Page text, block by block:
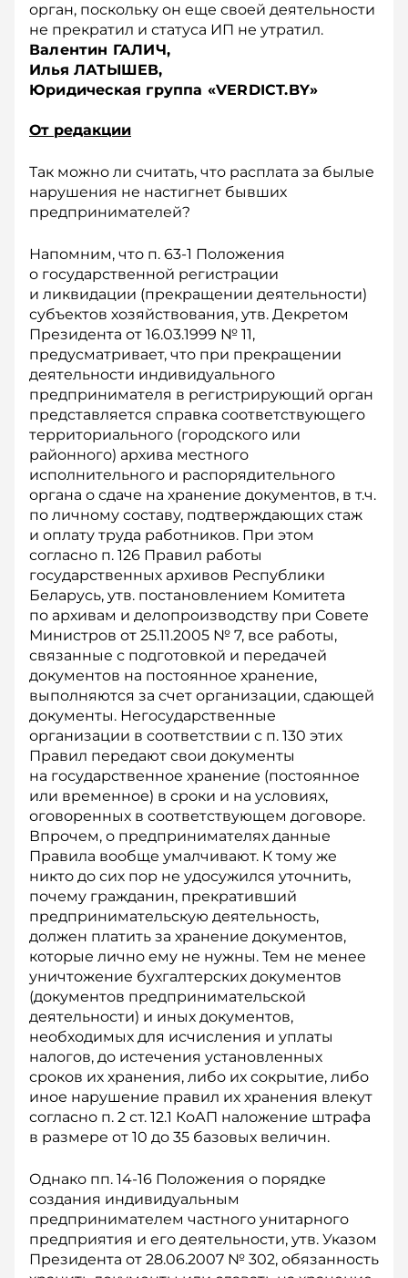
орган, поскольку он еще своей деятельности
не прекратил и статуса ИП не утратил.
Валентин ГАЛИЧ,
Илья ЛАТЫШЕВ,
Юридическая группа «VERDICT.BY»
От редакции
Так можно ли считать, что расплата за былые
нарушения не настигнет бывших
предпринимателей?
Напомним, что п. 63-1 Положения
о государственной регистрации
и ликвидации (прекращении деятельности)
субъектов хозяйствования, утв. Декретом
Президента от 16.03.1999 № 11,
предусматривает, что при прекращении
деятельности индивидуального
предпринимателя в регистрирующий орган
представляется справка соответствующего
территориального (городского или
районного) архива местного
исполнительного и распорядительного
органа о сдаче на хранение документов, в т.ч.
по личному составу, подтверждающих стаж
и оплату труда работников. При этом
согласно п. 126 Правил работы
государственных архивов Республики
Беларусь, утв. постановлением Комитета
по архивам и делопроизводству при Совете
Министров от 25.11.2005 № 7, все работы,
связанные с подготовкой и передачей
документов на постоянное хранение,
выполняются за счет организации, сдающей
документы. Негосударственные
организации в соответствии с п. 130 этих
Правил передают свои документы
на государственное хранение (постоянное
или временное) в сроки и на условиях,
оговоренных в соответствующем договоре.
Впрочем, о предпринимателях данные
Правила вообще умалчивают. К тому же
никто до сих пор не удосужился уточнить,
почему гражданин, прекративший
предпринимательскую деятельность,
должен платить за хранение документов,
которые лично ему не нужны. Тем не менее
уничтожение бухгалтерских документов
(документов предпринимательской
деятельности) и иных документов,
необходимых для исчисления и уплаты
налогов, до истечения установленных
сроков их хранения, либо их сокрытие, либо
иное нарушение правил их хранения влекут
согласно п. 2 ст. 12.1 КоАП наложение штрафа
в размере от 10 до 35 базовых величин.
Однако пп. 14-16 Положения о порядке
создания индивидуальным
предпринимателем частного унитарного
предприятия и его деятельности, утв. Указом
Президента от 28.06.2007 № 302, обязанность